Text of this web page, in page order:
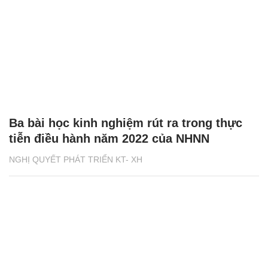
NGHỊ QUYẾT PHÁT TRIỂN KT- XH
Ba bài học kinh nghiệm rút ra trong thực
tiễn điều hành năm 2022 của NHNN